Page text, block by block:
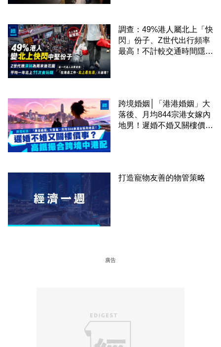
調查：49%港人屬北上「快
閃」份子、Z世代出行頻率
最高！不計較交通時間隱形
跨境婚姻│「港港婚姻」大
落後、月均844宗港女嫁內
地男！遲婚不婚又關樓價
打造寵物友善的物管策略
廣告